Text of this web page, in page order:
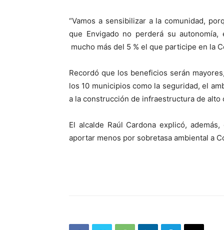
“Vamos a sensibilizar a la comunidad,
que Envigado no perderá su
mucho más del 5 % el que participe en la
Recordó que los beneficios serán
los 10 municipios como la seguridad, el
a la construcción de infraestructura de
El alcalde Raúl Cardona explicó,
aportar menos por sobretasa ambiental a